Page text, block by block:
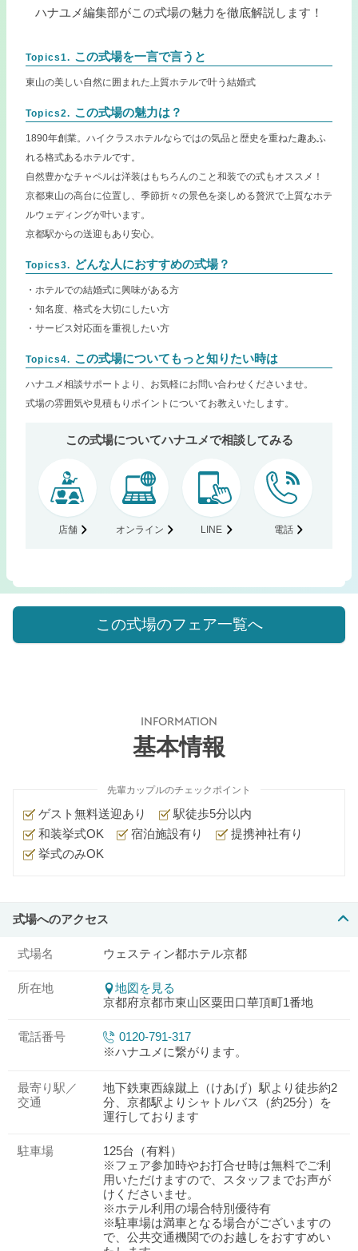
ハナユメ編集部がこの式場の魅力を徹底解説します！
Topics1. この式場を一言で言うと
東山の美しい自然に囲まれた上質ホテルで叶う結婚式
Topics2. この式場の魅力は？
1890年創業。ハイクラスホテルならではの気品と歴史を重ねた趣あふ
れる格式あるホテルです。
自然豊かなチャペルは洋装はもちろんのこと和装での式もオススメ！
京都東山の高台に位置し、季節折々の景色を楽しめる贅沢で上質なホテ
ルウェディングが叶います。
京都駅からの送迎もあり安心。
Topics3. どんな人におすすめの式場？
・ホテルでの結婚式に興味がある方
・知名度、格式を大切にしたい方
・サービス対応面を重視したい方
Topics4. この式場についてもっと知りたい時は
ハナユメ相談サポートより、お気軽にお問い合わせくださいませ。
式場の雰囲気や見積もりポイントについてお教えいたします。
この式場についてハナユメで相談してみる
店舗 オンライン LINE 電話
この式場のフェア一覧へ
INFORMATION
基本情報
先輩カップルのチェックポイント
ゲスト無料送迎あり
駅徒歩5分以内
和装挙式OK
宿泊施設有り
提携神社有り
挙式のみOK
式場へのアクセス
式場名 ウェスティン都ホテル京都
所在地
地図を見る
京都府京都市東山区粟田口華頂町1番地
電話番号
0120-791-317
※ハナユメに繋がります。
最寄り駅／
交通
地下鉄東西線蹴上（けあげ）駅より徒歩約2
分、京都駅よりシャトルバス（約25分）を
運行しております
駐車場
125台（有料）
※フェア参加時やお打合せ時は無料でご利
用いただけますので、スタッフまでお声が
けくださいませ。
※ホテル利用の場合特別優待有
※駐車場は満車となる場合がございますの
で、公共交通機関でのお越しをおすすめい